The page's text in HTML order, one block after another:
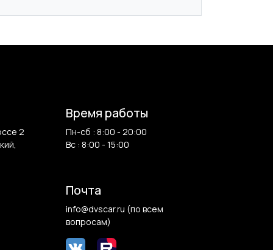
2
Время работы
Пн-сб : 8:00 - 20:00
Вс : 8:00 - 15:00
Почта
info@dvscar.ru (по всем
вопросам)